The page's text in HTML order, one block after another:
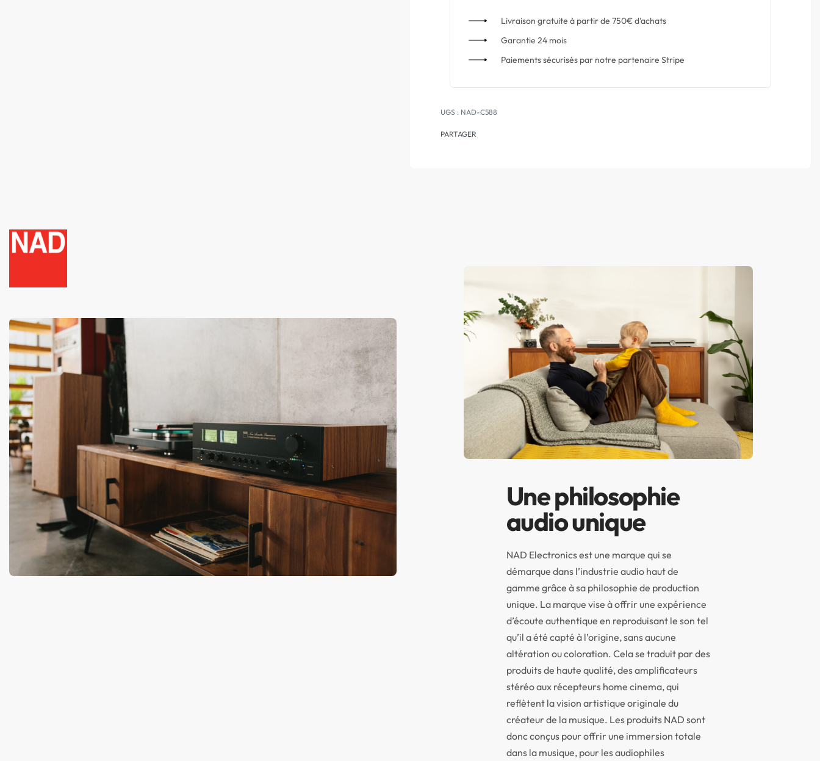
Livraison gratuite à partir de 750€ d'achats
Garantie 24 mois
Paiements sécurisés par notre partenaire Stripe
NAD-C588
PARTAGER
Une philosophie
audio unique
NAD Electronics est une marque qui se
démarque dans l’industrie audio haut de
gamme grâce à sa philosophie de production
unique. La marque vise à offrir une expérience
d’écoute authentique en reproduisant le son tel
qu’il a été capté à l’origine, sans aucune
altération ou coloration. Cela se traduit par des
produits de haute qualité, des amplificateurs
stéréo aux récepteurs home cinema, qui
reflètent la vision artistique originale du
créateur de la musique. Les produits NAD sont
donc conçus pour offrir une immersion totale
dans la musique, pour les audiophiles